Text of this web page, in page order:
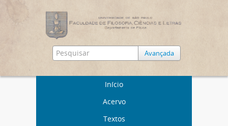
Avançada
Início
Acervo
Textos